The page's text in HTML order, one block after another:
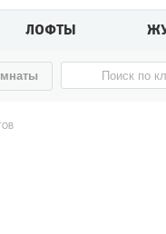
ЛОФТЫ